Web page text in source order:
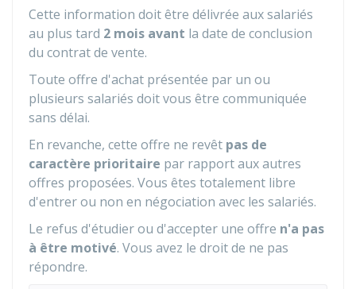
Cette information doit être délivrée aux salariés
au plus tard 2 mois avant la date de conclusion
du contrat de vente.
Toute offre d'achat présentée par un ou
plusieurs salariés doit vous être communiquée
sans délai.
En revanche, cette offre ne revêt pas de
caractère prioritaire par rapport aux autres
offres proposées. Vous êtes totalement libre
d'entrer ou non en négociation avec les salariés.
Le refus d'étudier ou d'accepter une offre n'a pas
à être motivé. Vous avez le droit de ne pas
répondre.